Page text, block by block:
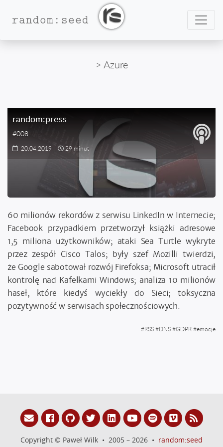
random:seed
> Azure
random:press
#008
20.04.2019 | 29 minut
60 milionów rekordów z serwisu LinkedIn w Internecie;
Facebook przypadkiem przetworzył książki adresowe
1,5 miliona użytkowników; ataki Sea Turtle wykryte
przez zespół Cisco Talos; były szef Mozilli twierdzi,
że Google sabotował rozwój Firefoksa; Microsoft utracił
kontrolę nad Kafelkami Windows; analiza 10 milionów
haseł, które kiedyś wyciekły do Sieci; toksyczna
pozytywność w serwisach społecznościowych.
#RSS#DNS#GDPR#emocje
Copyright © Paweł Wilk • 2005 – 2026 • random:seed